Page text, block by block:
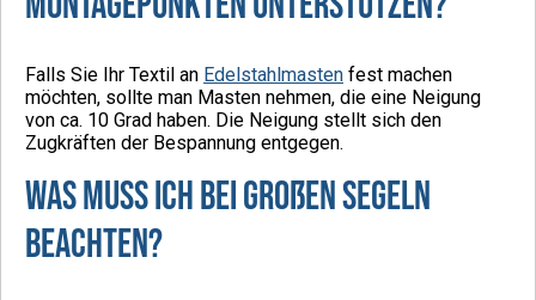
Falls Sie Ihr Textil an Edelstahlmasten fest machen
möchten, sollte man Masten nehmen, die eine Neigung
von ca. 10 Grad haben. Die Neigung stellt sich den
Zugkräften der Bespannung entgegen.
Was muss ich bei großen Segeln
beachten?